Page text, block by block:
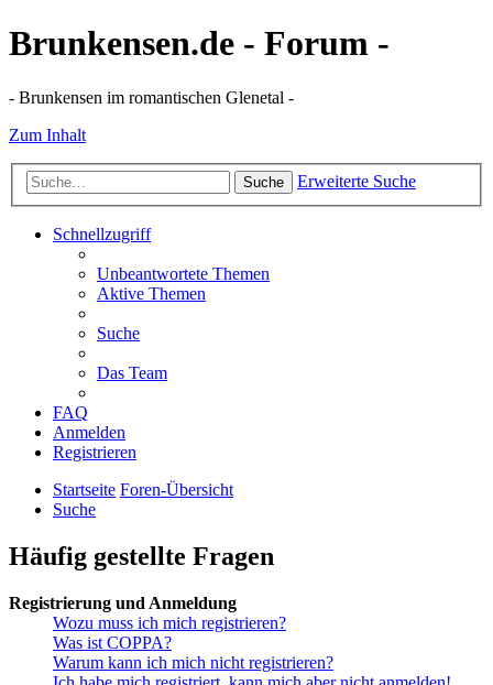
Brunkensen.de - Forum -
- Brunkensen im romantischen Glenetal -
Zum Inhalt
Suche Erweiterte Suche
Schnellzugriff
Unbeantwortete Themen
Aktive Themen
Suche
Das Team
FAQ
Anmelden
Registrieren
Startseite Foren-Übersicht
Suche
Häufig gestellte Fragen
Registrierung und Anmeldung
Wozu muss ich mich registrieren?
Was ist COPPA?
Warum kann ich mich nicht registrieren?